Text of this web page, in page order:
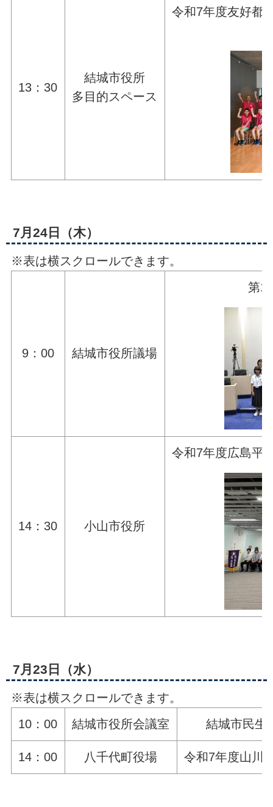
13：30
結城市役所
多目的スペース
令和7年度友好都
7月24日（木）
※表は横スクロールできます。
9：00 結城市役所議場
第
14：30 小山市役所
令和7年度広島平
7月23日（水）
※表は横スクロールできます。
10：00
結城市役所会議室 結城市民生
14：00 八千代町役場 令和7年度山川